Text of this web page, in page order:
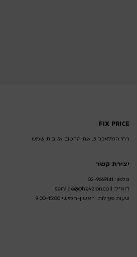
FIX PRICE
רח' המלאכה 5, א.ת הרטוב א', בית שמש
יצירת קשר
טלפון: 02-9669141
דוא”ל: service@ohevzion.co.il
שעות פעילות: ראשון-חמישי 9:00-15:00